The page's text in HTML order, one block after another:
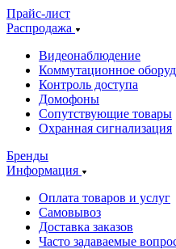
Прайс-лист
Распродажа
Видеонаблюдение
Коммутационное
Контроль доступа
Домофоны
Сопутствующие товары
Охранная сигнализация
Бренды
Информация
Оплата товаров и услуг
Самовывоз
Доставка заказов
Часто задаваемые